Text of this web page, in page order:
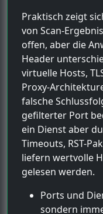
Praktisch zeigt
von Scan-
offen, aber die
Header
virtuelle Hosts,
Proxy-
falsche
gefilterter Port
ein Dienst aber
Timeouts, RST-
liefern wertvolle
gelesen werden.
Ports und
sondern